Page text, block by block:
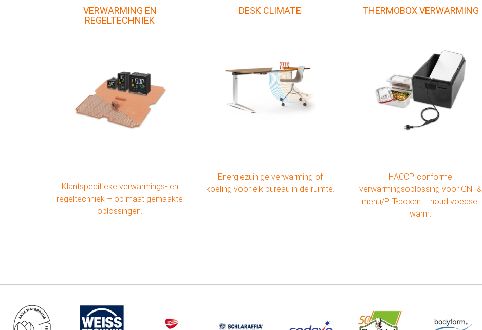
VERWARMING EN
REGELTECHNIEK
Klantspecifieke verwarmings- en
regeltechniek – op maat gemaakte
oplossingen.
DESK CLIMATE
Energiezuinige verwarming of
koeling voor elk bureau in de ruimte.
THERMOBOX VERWARMING
HACCP-conforme
verwarmingsoplossing voor GN- &
menu/PIT-boxen – houd voedsel
warm.